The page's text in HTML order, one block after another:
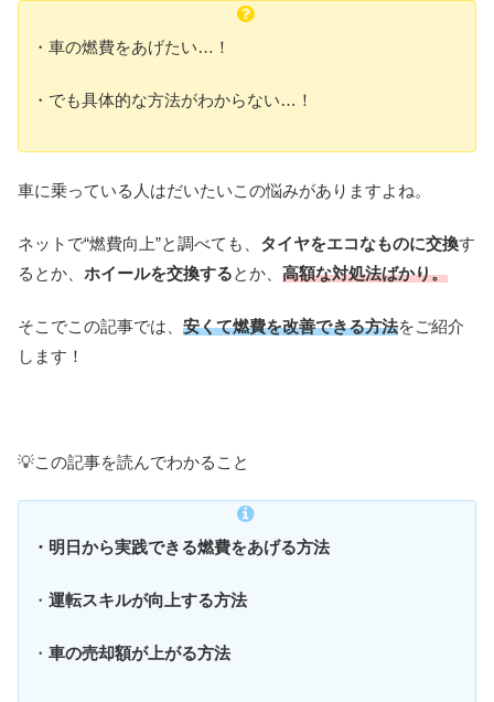
・車の燃費をあげたい…！
・でも具体的な方法がわからない…！
車に乗っている人はだいたいこの悩みがありますよね。
ネットで“燃費向上”と調べても、 タイヤをエコなものに交換す
るとか、 ホイールを交換するとか、 高額な対処法ばかり。
そこでこの記事では、 安くて燃費を改善できる方法をご紹介
します！
💡この記事を読んでわかること
・明日から実践できる燃費をあげる方法
・ 運転スキルが向上する方法
・ 車の売却額が上がる方法